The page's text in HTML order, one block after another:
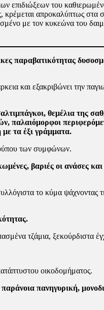
επιδιώξεων του
κρέμεται απροκαλύπτως στα
με τον κυκεώνα του
παραβατικότητας
και εξακριβώνει την
θεμέλια της
παλαιόμορφοι
με τα έξι γράμματα.
των συμφώνων.
βαριές οι ανάσες και
το κύμα ψάχνοντας
τζάμια, ξεκούρδιστα
οικοδομήματος.
πανηγυρική,